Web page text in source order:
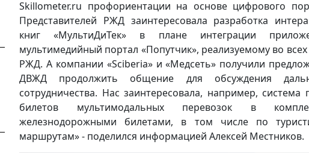
Skillometer.ru профориентации на основе цифрового
Представителей РЖД заинтересовала разработка
книг «МультиДиТек» в плане интеграции
мультимедийный портал «Попутчик», реализуемому во всех
РЖД. А компании «Sciberia» и «Медсеть» получили
ДВЖД продолжить общение для обсуждения
сотрудничества. Нас заинтересовала, например, система
билетов мультимодальных перевозок в
железнодорожными билетами, в том числе по
маршрутам» - поделился информацией Алексей Местников.